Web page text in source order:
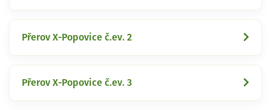
Přerov X-Popovice č.ev. 2
Přerov X-Popovice č.ev. 3